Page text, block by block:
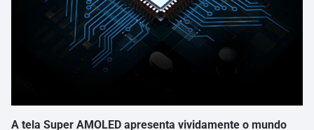
A tela Super AMOLED apresenta vividamente o mundo